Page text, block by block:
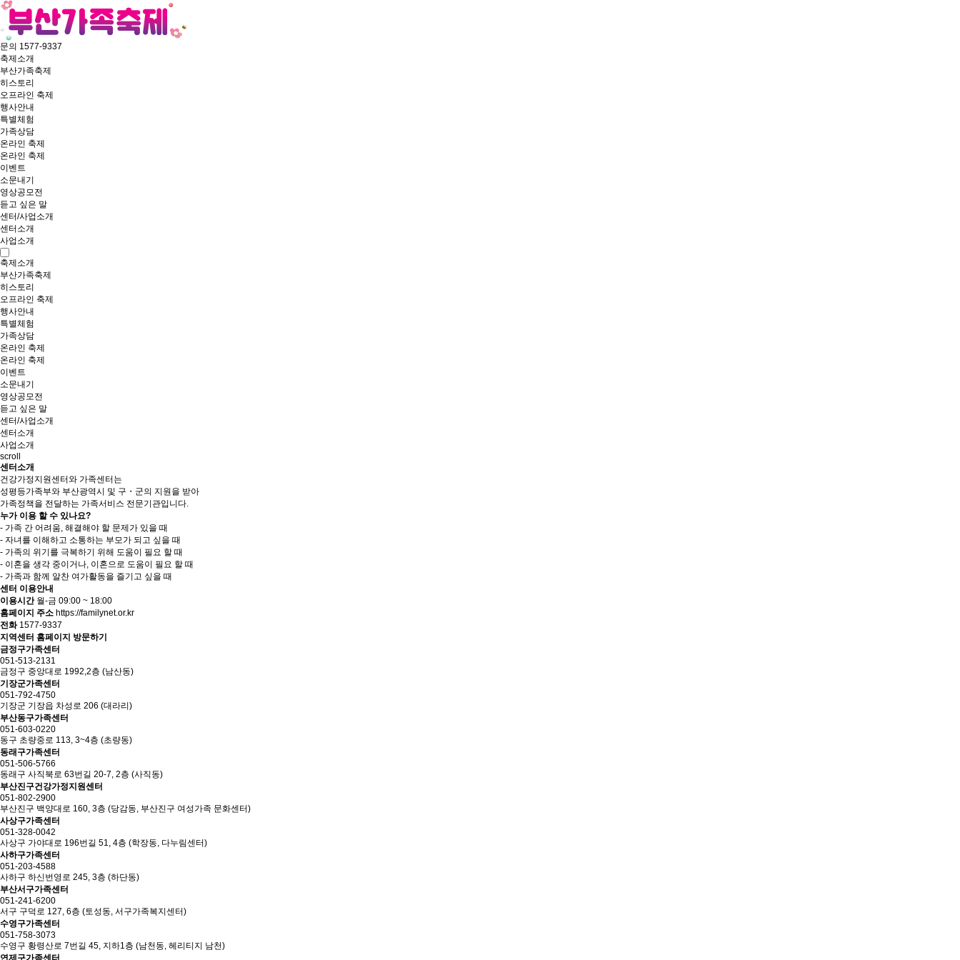
문의 1577-9337
축제소개
부산가족축제
히스토리
오프라인 축제
행사안내
특별체험
가족상담
온라인 축제
온라인 축제
이벤트
소문내기
영상공모전
듣고 싶은 말
센터/사업소개
센터소개
사업소개
축제소개
부산가족축제
히스토리
오프라인 축제
행사안내
특별체험
가족상담
온라인 축제
온라인 축제
이벤트
소문내기
영상공모전
듣고 싶은 말
센터/사업소개
센터소개
사업소개
scroll
센터소개
건강가정지원센터와 가족센터는
성평등가족부와 부산광역시 및 구・군의 지원을 받아
가족정책을 전달하는 가족서비스 전문기관입니다.
누가 이용 할 수 있나요?
- 가족 간 어려움, 해결해야 할 문제가 있을 때
- 자녀를 이해하고 소통하는 부모가 되고 싶을 때
- 가족의 위기를 극복하기 위해 도움이 필요 할 때
- 이혼을 생각 중이거나, 이혼으로 도움이 필요 할 때
- 가족과 함께 알찬 여가활동을 즐기고 싶을 때
센터 이용안내
이용시간월-금 09:00 ~ 18:00
홈페이지 주소 https://familynet.or.kr
전화1577-9337
지역센터 홈페이지 방문하기
금정구가족센터
051-513-2131
금정구 중앙대로 1992,2층 (남산동)
기장군가족센터
051-792-4750
기장군 기장읍 차성로 206 (대라리)
부산동구가족센터
051-603-0220
동구 초량중로 113, 3~4층 (초량동)
동래구가족센터
051-506-5766
동래구 사직북로 63번길 20-7, 2층 (사직동)
부산진구건강가정지원센터
051-802-2900
부산진구 백양대로 160, 3층 (당감동, 부산진구 여성가족 문화센터)
사상구가족센터
051-328-0042
사상구 가야대로 196번길 51, 4층 (학장동, 다누림센터)
사하구가족센터
051-203-4588
사하구 하신번영로 245, 3층 (하단동)
부산서구가족센터
051-241-6200
서구 구덕로 127, 6층 (토성동, 서구가족복지센터)
수영구가족센터
051-758-3073
수영구 황령산로 7번길 45, 지하1층 (남천동, 헤리티지 남천)